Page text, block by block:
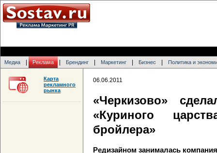
Медиа Реклама Брендинг Маркетинг Бизнес Политика и
06.06.2011
«Черкизово»
«Куриного
бройлера»
Редизайном занималась
Карта
рекламного
рынка